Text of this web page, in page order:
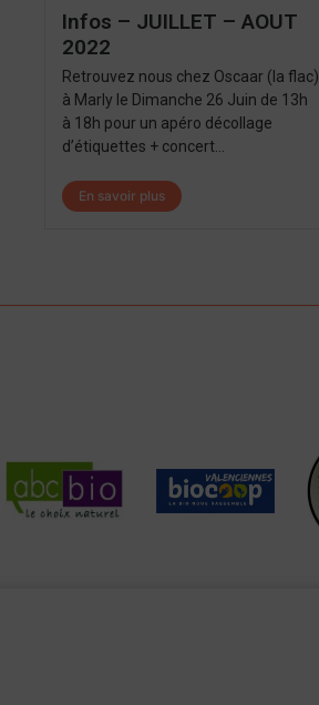
Infos – JUILLET – AOUT
2022
Retrouvez nous chez Oscaar (la flac)
à Marly le Dimanche 26 Juin de 13h
à 18h pour un apéro décollage
d’étiquettes + concert...
En savoir plus